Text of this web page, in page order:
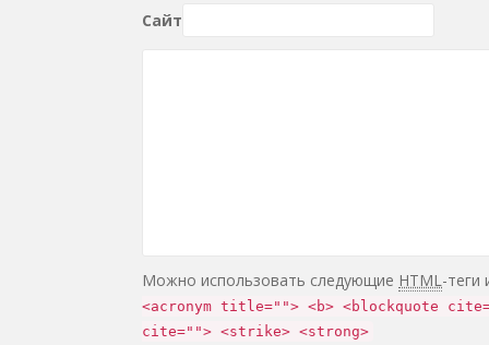
Сайт
Можно использовать следующие HTML-теги
<acronym title=""> <b> <blockquote
cite=""> <strike> <strong>